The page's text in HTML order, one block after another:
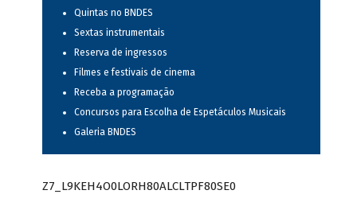
Quintas no BNDES
Sextas instrumentais
Reserva de ingressos
Filmes e festivais de cinema
Receba a programação
Concursos para Escolha de Espetáculos Musicais
Galeria BNDES
Z7_L9KEH4O0LORH80ALCLTPF80SE0